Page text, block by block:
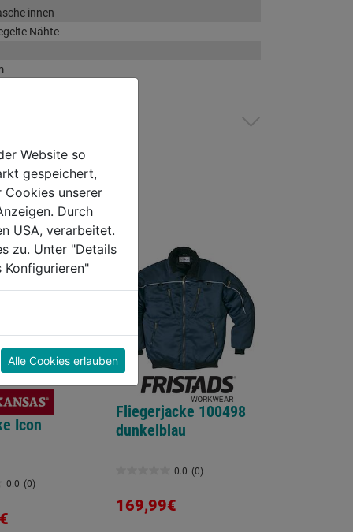
innen
Nähte
Icon
0.0 (0)
Fliegerjacke 100498
dunkelblau
0.0 (0)
von
169,99€
Website so
gespeichert,
Cookies unserer
Durch
USA, verarbeitet.
zu. Unter "Details
Alle Cookies erlauben